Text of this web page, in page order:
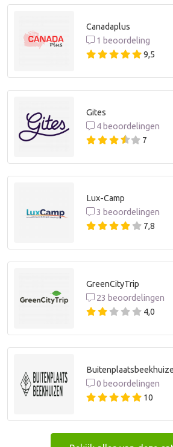
Canadaplus
1 beoordeling
9,5
Gites
4 beoordelingen
7
Lux-Camp
3 beoordelingen
7,8
GreenCityTrip
23 beoordelingen
4,0
0 beoordelingen
10